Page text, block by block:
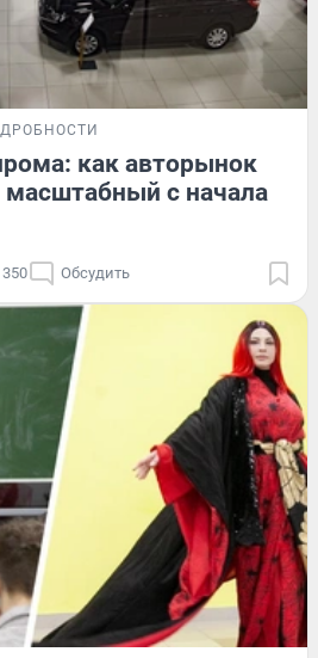
как авторынок
с начала
350 Обсудить